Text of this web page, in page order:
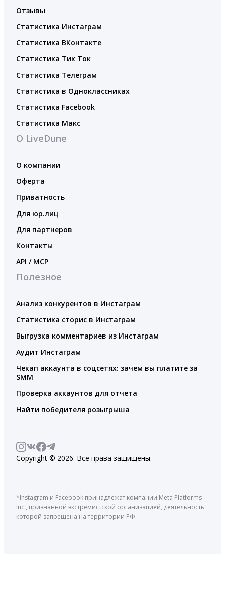
Отзывы
Статистика Инстаграм
Статистика ВКонтакте
Статистика Тик Ток
Статистика Телеграм
Статистика в Одноклассниках
Статистика Facebook
Статистика Макс
О LiveDune
О компании
Оферта
Приватность
Для юр.лиц
Для партнеров
Контакты
API / MCP
Полезное
Анализ конкурентов в Инстаграм
Статистика сторис в Инстаграм
Выгрузка комментариев из Инстаграм
Аудит Инстаграм
Чекап аккаунта в соцсетях: зачем вы платите за
SMM
Проверка аккаунтов для отчета
Найти победителя розыгрыша
Copyright © 2026. Все права защищены.
*Instagram и Facebook принадлежат компании Meta Platforms
Inc., признанной экстремистской организацией, деятельность
которой запрещена на территории РФ.